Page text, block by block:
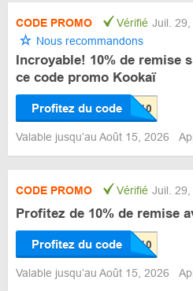
CODE PROMO Vérifié Juil. 29,
Nous recommandons
Incroyable! 10% de remise
ce code promo Kookaï
Profitez du code
Valable jusqu’au Août 15, 2026
CODE PROMO Vérifié Juil. 29,
Profitez de 10% de remise
Profitez du code
Valable jusqu’au Août 15, 2026